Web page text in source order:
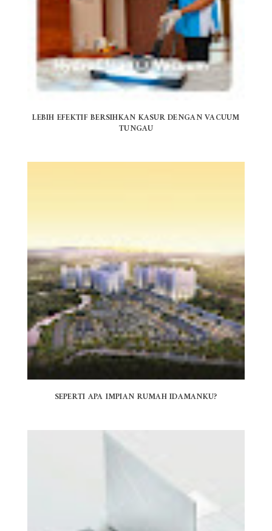
LEBIH EFEKTIF BERSIHKAN KASUR DENGAN VACUUM
TUNGAU
SEPERTI APA IMPIAN RUMAH IDAMANKU?